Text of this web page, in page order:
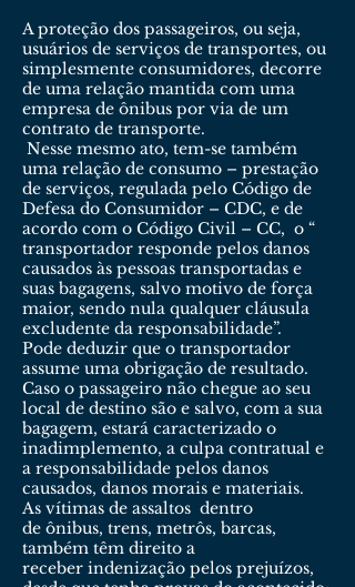
A proteção dos passageiros, ou seja,
usuários de serviços de transportes, ou
simplesmente consumidores, decorre
de uma relação mantida com uma
empresa de ônibus por via de um
contrato de transporte.
Nesse mesmo ato, tem-se também
uma relação de consumo – prestação
de serviços, regulada pelo Código de
Defesa do Consumidor – CDC, e de
acordo com o Código Civil – CC, o “
transportador responde pelos danos
causados às pessoas transportadas e
suas bagagens, salvo motivo de força
maior, sendo nula qualquer cláusula
excludente da responsabilidade”.
Pode deduzir que o transportador
assume uma obrigação de resultado.
Caso o passageiro não chegue ao seu
local de destino são e salvo, com a sua
bagagem, estará caracterizado o
inadimplemento, a culpa contratual e
a responsabilidade pelos danos
causados, danos morais e materiais.
As vítimas de assaltos dentro
de ônibus, trens, metrôs, barcas,
também têm direito a
receber indenização pelos prejuízos,